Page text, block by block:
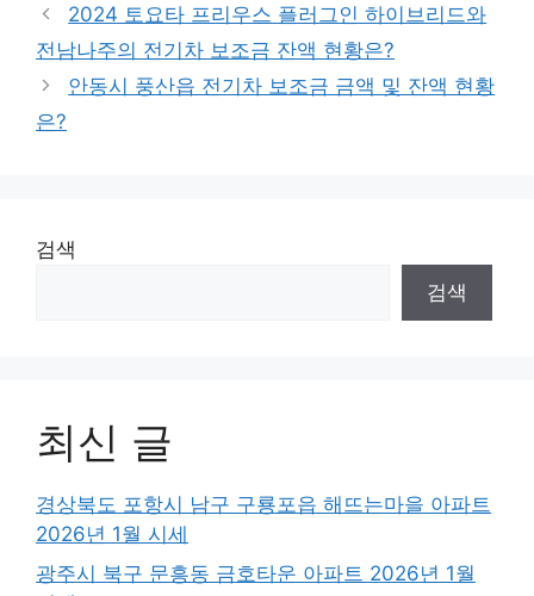
2024 토요타 프리우스 플러그인 하이브리드와
전남나주의 전기차 보조금 잔액 현황은?
안동시 풍산읍 전기차 보조금 금액 및 잔액 현황
은?
검색
검색
최신 글
경상북도 포항시 남구 구룡포읍 해뜨는마을 아파트
2026년 1월 시세
광주시 북구 문흥동 금호타운 아파트 2026년 1월